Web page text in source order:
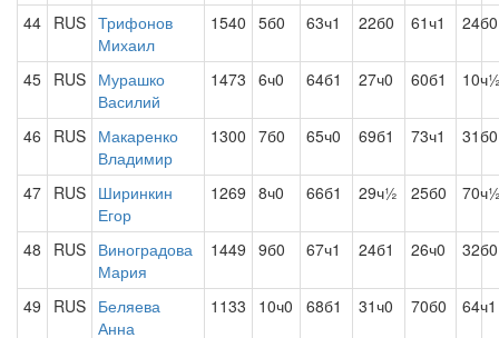
44 RUS Трифонов
Михаил
1540 5б0 63ч1 22б0 61ч1 24б0
45 RUS Мурашко
Василий
1473 6ч0 64б1 27ч0 60б1
46 RUS Макаренко
Владимир
1300 7б0 65ч0 69б1 73ч1 31б0
47 RUS Ширинкин
Егор
1269 8ч0 66б1 29ч½ 25б0
48 RUS Виноградова
Мария
1449 9б0 67ч1 24б1 26ч0 32б0
49 RUS Беляева
Анна
1133 10ч0 68б1 31ч0 70б0 64ч1